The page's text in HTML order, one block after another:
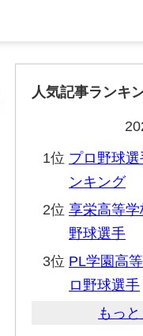
人気記事ランキ
1位 プロ野球
ンキング
2位 享栄高等学
野球選手
3位 PL学園高
ロ野球選手
もっ